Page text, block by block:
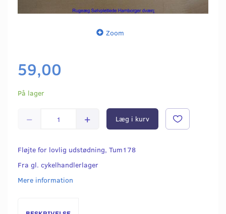
Zoom
59,00
På lager
Læg i kurv
Fløjte for lovlig udstødning, Tum178
Fra gl. cykelhandlerlager
Mere information